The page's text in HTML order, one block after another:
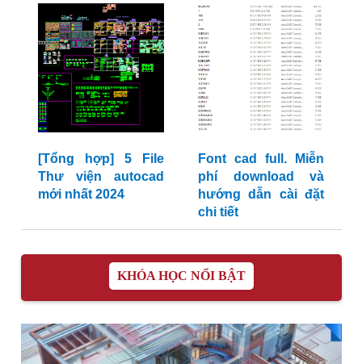
[Tổng hợp] 5 File
Thư viện autocad
mới nhất 2024
Font cad full. Miễn
phí download và
hướng dẫn cài đặt
chi tiết
KHÓA HỌC NỔI BẬT